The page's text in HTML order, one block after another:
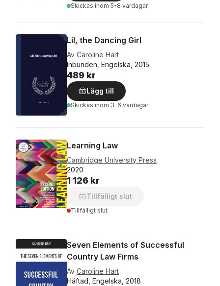
Skickas inom 5-8 vardagar
Lil, the Dancing Girl
Av Caroline Hart
Inbunden, Engelska, 2015
489 kr
Lägg till
Skickas inom 3-6 vardagar
Learning Law
Cambridge University Press
2020
1 126 kr
Tillfälligt slut
Tillfälligt slut
Seven Elements of Successful
Country Law Firms
Av Caroline Hart
Häftad, Engelska, 2018